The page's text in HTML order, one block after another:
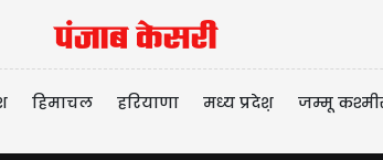
हिमाचल हरियाणा मध्य प्रदेश़ जम्मू